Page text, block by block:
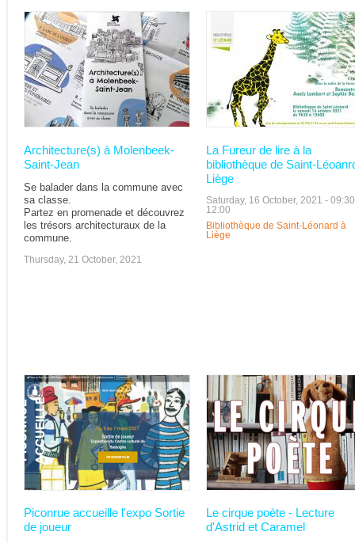
Architecture(s) à Molenbeek-
Saint-Jean
Se balader dans la commune avec
sa classe.
Partez en promenade et découvrez
les trésors architecturaux de la
commune.
Thursday, 21 October, 2021
La Fureur de lire à la
bibliothèque de Saint-
Liège
Saturday, 16 October, 2021 - 09:30
12:00
Bibliothèque de Saint-Léonard à
Liège
Piconrue accueille l'expo Sortie
de joueur
Le cirque poète - Lecture
d'Astrid et Caramel
Pages